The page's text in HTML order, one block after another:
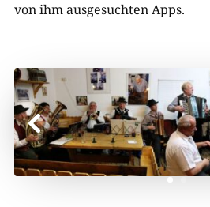
von ihm ausgesuchten Apps.